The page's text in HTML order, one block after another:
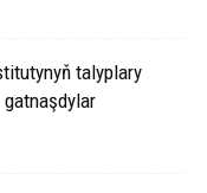
talyplary